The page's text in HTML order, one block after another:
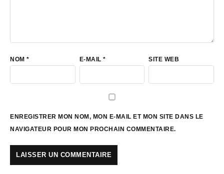
NOM * E-MAIL* SITE WEB
ENREGISTRER MON NOM, MON E-MAIL ET MON SITE DANS LE
NAVIGATEUR POUR MON PROCHAIN COMMENTAIRE.